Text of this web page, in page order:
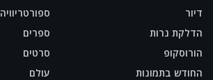
דיור
הדלקת נרות
הורוסקופ
החודש בתמונות
ספורטריוויה
ספרים
סרטים
עולם